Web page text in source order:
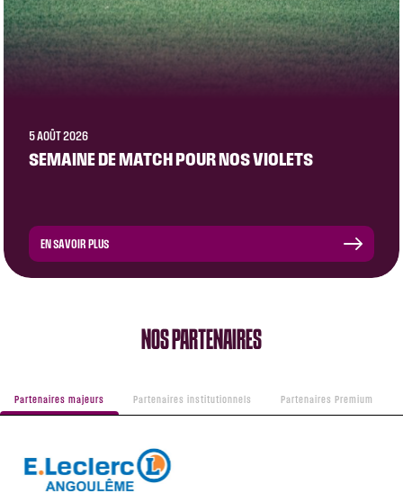
5 AOÛT 2026
SEMAINE DE MATCH POUR NOS VIOLETS
EN SAVOIR PLUS
NOS PARTENAIRES
Partenaires majeurs Partenaires institutionnels Partenaires Premium